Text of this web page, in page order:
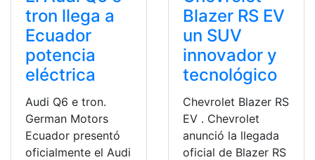
tron llega a
Ecuador
potencia
eléctrica
Audi Q6 e tron.
German Motors
Ecuador presentó
oficialmente el Audi
Blazer RS EV
un SUV
innovador y
tecnológico
Chevrolet Blazer RS
EV . Chevrolet
anunció la llegada
oficial de Blazer RS